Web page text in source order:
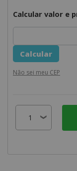
Calcular valor e
Não sei meu CEP